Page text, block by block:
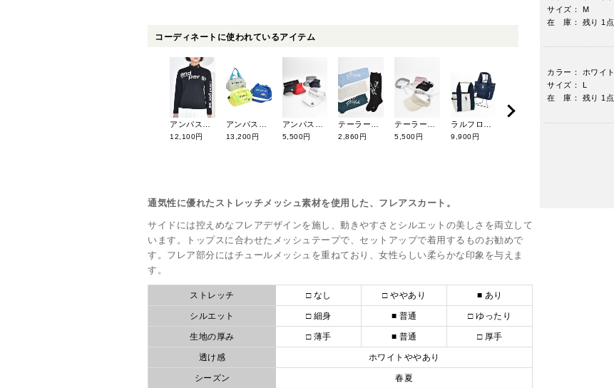
コーディネートに使われているアイテム
12,100円 13,200円 5,500円 2,860円 5,500円 9,900円
トミーヒルフィガーゴルフ 26年春夏新作 ハーフジップウィンドプルオーバー THLA608
通気性に優れたストレッチメッシュ素材を使用した、フレアスカート。
サイドには控えめなフレアデザインを施し、動きやすさとシルエットの美しさを両立して
います。トップスに合わせたメッシュテープで、セットアップで着用するものお勧めで
す。フレア部分にはチュールメッシュを重ねており、女性らしい柔らかな印象を与えま
す。
ストレッチ □ なし □ ややあり ■ あり
シルエット □ 細身 ■ 普通 □ ゆったり
生地の厚み □ 薄手 ■ 普通 □ 厚手
透け感 ホワイトややあり
シーズン 春夏
サイズ： M
在 庫： 残り 1点
カラー： ホワイト
サイズ： L
在 庫： 残り 1点